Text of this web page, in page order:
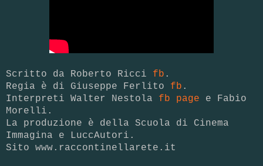
Scritto da Roberto Ricci fb .
Regia è di Giuseppe Ferlito fb .
Interpreti Walter Nestola fb page e Fabio
Morelli.
La produzione è della Scuola di Cinema
Immagina e LuccAutori.
Sito www.raccontinellarete.it